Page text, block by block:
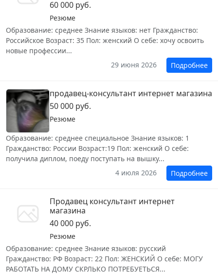
60 000 руб.
Резюме
Образование: среднее Знание языков: нет Гражданство:
Российское Возраст: 35 Пол: женский О себе: хочу освоить
новые профессии...
29 июня 2026
Подробнее
продавец-консультант интернет магазина
50 000 руб.
Резюме
Образование: среднее специальное Знание языков: 1
Гражданство: России Возраст:19 Пол: женский О себе:
получила диплом, поеду поступать на вышку...
4 июля 2026
Подробнее
Продавец консультант интернет
магазина
40 000 руб.
Резюме
Образование: среднее Знание языков: русский
Гражданство: РФ Возраст: 22 Пол: ЖЕНСКИЙ О себе: МОГУ
РАБОТАТЬ НА ДОМУ СКРЛЬКО ПОТРЕБУЕТЬСЯ...